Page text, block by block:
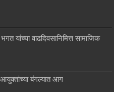
यांच्या वाढदिवसानिमित्त सामाजिक
आयुक्तांच्या बंगल्यात आग